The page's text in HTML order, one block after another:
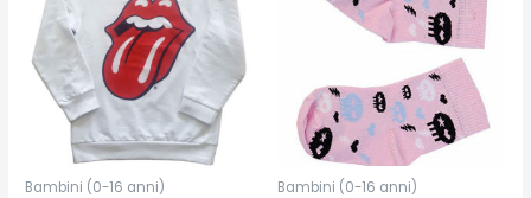
Bambini (0-16 anni) Bambini (0-16 anni)